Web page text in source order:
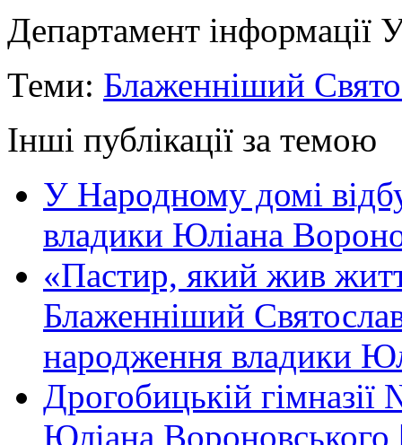
Департамент
Теми: Блаженніший
Інші публікації за темою
У Народному домі
владики Юліана
«Пастир, який жив
Блаженніший
народження владики
Дрогобицькій
Юліана